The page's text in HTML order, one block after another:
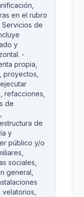
en el rubro
Servicios de
y
-
propia,
proyectos,
refacciones,
de
de
y
público y/o
sociales,
general,